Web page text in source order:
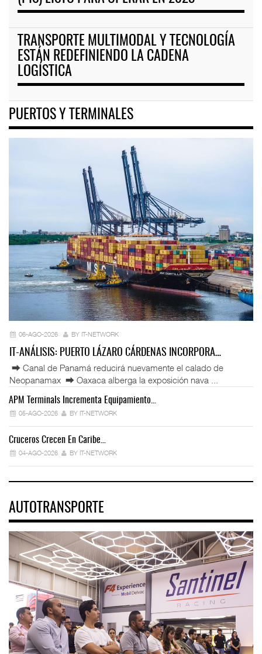
TRANSPORTE MULTIMODAL Y TECNOLOGÍA
ESTÁN REDEFINIENDO LA CADENA
LOGÍSTICA
PUERTOS Y TERMINALES
06-AGO-2026 BY IT-NETWORK
IT-ANÁLISIS: PUERTO LÁZARO CÁRDENAS INCORPORA…
⮕ Canal de Panamá reducirá nuevamente el calado de
Neopanamax ⮕ Oaxaca alberga la exposición nava ...
APM Terminals Incrementa Equipamiento…
05-AGO-2026 BY IT-NETWORK
Cruceros Crecen En Caribe…
04-AGO-2026 BY IT-NETWORK
AUTOTRANSPORTE